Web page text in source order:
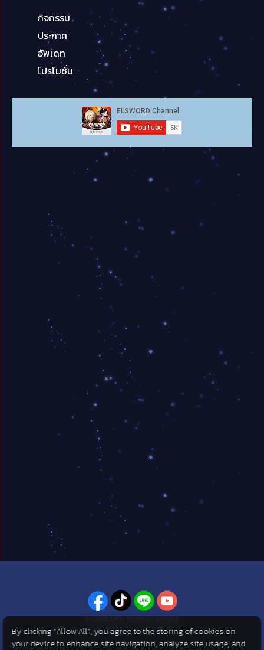
กิจกรรม
ประกาศ
อัพเดท
โปรโมชั่น
PLAYPARK SOCIAL MEDIA
ไม่พลาดทุกข่าวสารจาก PlayPark
By clicking “Allow All”, you agree to the storing of cookies on
your device to enhance site navigation, analyze site usage, and